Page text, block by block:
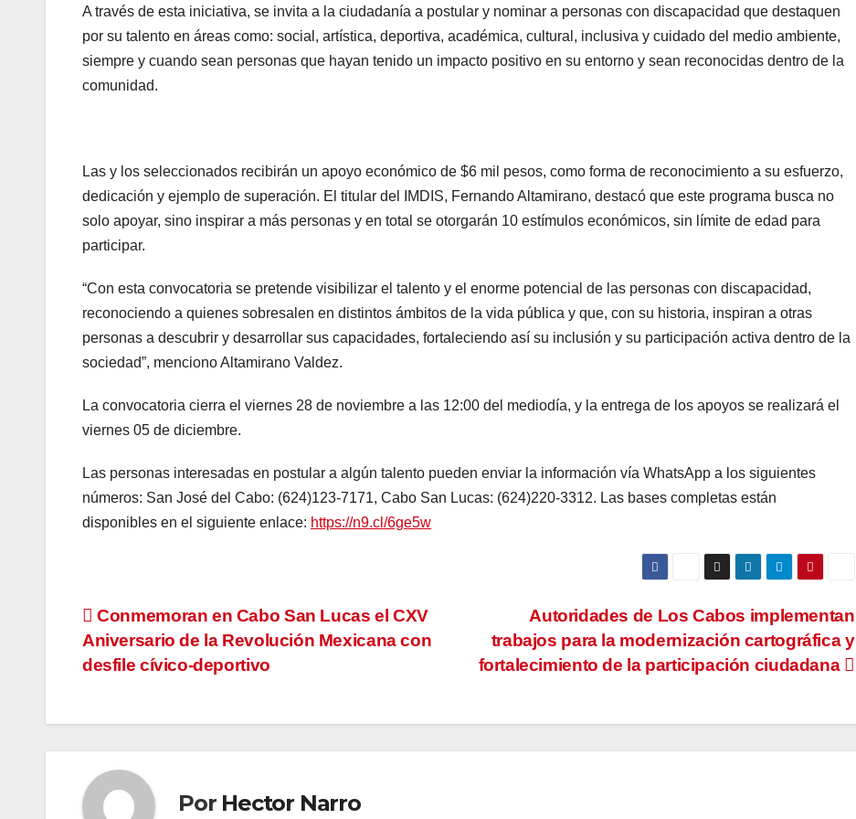
A través de esta iniciativa, se invita a la ciudadanía a postular y nominar a personas con discapacidad que destaquen
por su talento en áreas como: social, artística, deportiva, académica, cultural, inclusiva y cuidado del medio ambiente,
siempre y cuando sean personas que hayan tenido un impacto positivo en su entorno y sean reconocidas dentro de la
comunidad.
Las y los seleccionados recibirán un apoyo económico de $6 mil pesos, como forma de reconocimiento a su esfuerzo,
dedicación y ejemplo de superación. El titular del IMDIS, Fernando Altamirano, destacó que este programa busca no
solo apoyar, sino inspirar a más personas y en total se otorgarán 10 estímulos económicos, sin límite de edad para
participar.
“Con esta convocatoria se pretende visibilizar el talento y el enorme potencial de las personas con discapacidad,
reconociendo a quienes sobresalen en distintos ámbitos de la vida pública y que, con su historia, inspiran a otras
personas a descubrir y desarrollar sus capacidades, fortaleciendo así su inclusión y su participación activa dentro de la
sociedad”, menciono Altamirano Valdez.
La convocatoria cierra el viernes 28 de noviembre a las 12:00 del mediodía, y la entrega de los apoyos se realizará el
viernes 05 de diciembre.
Las personas interesadas en postular a algún talento pueden enviar la información vía WhatsApp a los siguientes
números: San José del Cabo: (624)123-7171, Cabo San Lucas: (624)220-3312. Las bases completas están
disponibles en el siguiente enlace: https://n9.cl/6ge5w
Navegación
de
Autoridades de Los Cabos implementan
trabajos para la modernización cartográfica y
fortalecimiento de la participación ciudadana
Conmemoran en Cabo San Lucas el CXV
Aniversario de la Revolución Mexicana con
desfile cívico-deportivo
Por Hector Narro